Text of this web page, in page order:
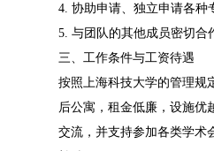
4. 协助申请、独立申请各种
5. 与团队的其他成员密切合
三、工作条件与工资待遇
按照上海科技大学的管理规
后公寓，租金低廉，设施优
交流，并支持参加各类学术